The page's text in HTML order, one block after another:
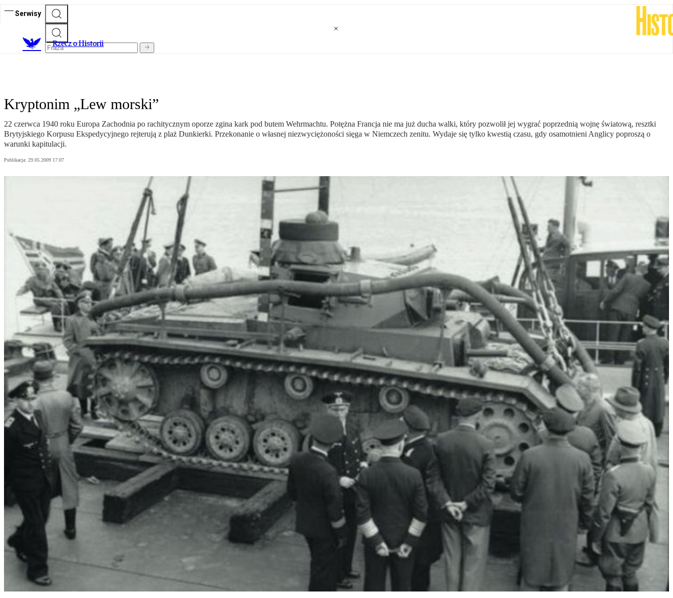
Serwisy
Rzecz o Historii
Kryptonim „Lew morski”
22 czerwca 1940 roku Europa Zachodnia po rachitycznym oporze zgina kark pod butem Wehrmachtu. Potężna Francja nie ma już ducha walki, który pozwolił jej wygrać poprzednią wojnę światową, resztki
Brytyjskiego Korpusu Ekspedycyjnego rejterują z plaż Dunkierki. Przekonanie o własnej niezwyciężoności sięga w Niemczech zenitu. Wydaje się tylko kwestią czasu, gdy osamotnieni Anglicy poproszą o
warunki kapitulacji.
Publikacja: 29.05.2009 17:07